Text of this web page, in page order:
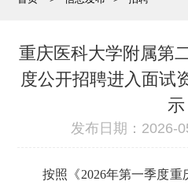
重庆医科大学附属第
度公开招聘进入面试
示
发布日期：2026-
按照《2026年第一季度